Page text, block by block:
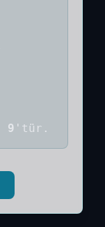
9 'tür.